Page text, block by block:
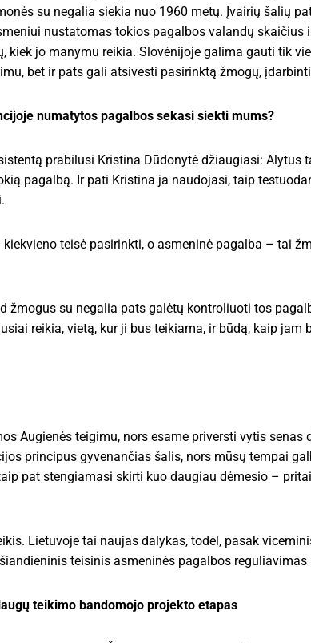
su negalia siekia nuo 1960 metų. Įvairių šalių
nustatomas tokios pagalbos valandų skaičius
kiek jo manymu reikia. Slovėnijoje galima gauti tik
bet ir pats gali atsivesti pasirinktą žmogų,
numatytos pagalbos sekasi siekti mums?
prabilusi Kristina Dūdonytė džiaugiasi: Alytus
pagalbą. Ir pati Kristina ja naudojasi, taip
teisė pasirinkti, o asmeninė pagalba – tai
žmogus su negalia pats galėtų kontroliuoti tos
reikia, vietą, kur ji bus teikiama, ir būdą, kaip jam
Augienės teigimu, nors esame priversti vytis
principus gyvenančias šalis, nors mūsų tempai
pat stengiamasi skirti kuo daugiau dėmesio –
Lietuvoje tai naujas dalykas, todėl, pasak
teisinis asmeninės pagalbos
teikimo bandomojo projekto etapas